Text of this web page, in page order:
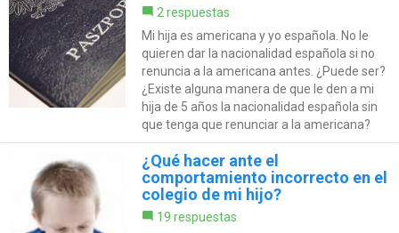
2 respuestas
Mi hija es americana y yo española. No le
quieren dar la nacionalidad española si no
renuncia a la americana antes. ¿Puede ser?
¿Existe alguna manera de que le den a mi
hija de 5 años la nacionalidad española sin
que tenga que renunciar a la americana?
¿Qué hacer ante el
comportamiento incorrecto en el
colegio de mi hijo?
19 respuestas